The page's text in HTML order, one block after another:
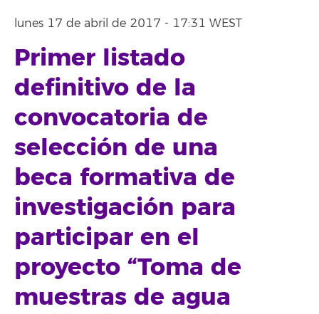
lunes 17 de abril de 2017 - 17:31 WEST
Primer listado
definitivo de la
convocatoria de
selección de una
beca formativa de
investigación para
participar en el
proyecto “Toma de
muestras de agua